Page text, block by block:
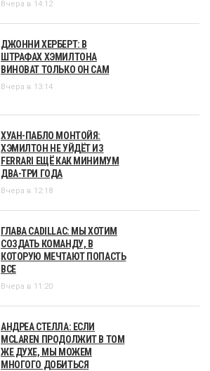
Вчера в 14:12
ДЖОННИ ХЕРБЕРТ: В
ШТРАФАХ ХЭМИЛТОНА
ВИНОВАТ ТОЛЬКО ОН САМ
Вчера в 13:14
ХУАН-ПАБЛО МОНТОЙЯ:
ХЭМИЛТОН НЕ УЙДЁТ ИЗ
FERRARI ЕЩЁ КАК МИНИМУМ
ДВА-ТРИ ГОДА
Вчера в 12:18
ГЛАВА CADILLAC: МЫ ХОТИМ
СОЗДАТЬ КОМАНДУ, В
КОТОРУЮ МЕЧТАЮТ ПОПАСТЬ
ВСЕ
Вчера в 11:20
АНДРЕА СТЕЛЛА: ЕСЛИ
MCLAREN ПРОДОЛЖИТ В ТОМ
ЖЕ ДУХЕ, МЫ МОЖЕМ
МНОГОГО ДОБИТЬСЯ